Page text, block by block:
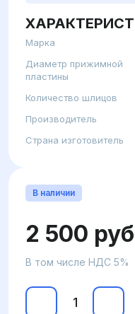
Марка
Диаметр прижимной
пластины
Количество шлицов
Производитель
Страна изготовитель
В наличии
2 500
В том числе НДС 5%